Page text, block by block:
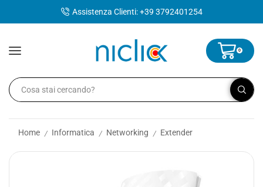
Assistenza Clienti: +39 3792401254
0
Home / Informatica / Networking / Extender